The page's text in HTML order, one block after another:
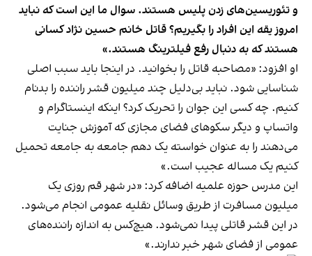
و تئوریسین‌های زدن پلیس هستند. سوال ما این است که نباید
امروز یقه این افراد را بگیریم؟ قاتل خانم حسین نژاد کسانی
هستند که به دنبال رفع فیلترینگ هستند.»
او افزود: «مصاحبه قاتل را بخوانید. در اینجا باید سبب اصلی
شناسایی شود. نباید بی‌دلیل چند میلیون قشر راننده را بدنام
کنیم. چه کسی این جوان را تحریک کرد؟ اینکه اینستاگرام و
واتساپ و دیگر سکوهای فضای مجازی که آموزش جنایت
می‌دهند را به عنوان خواسته یک دهم جامعه به جامعه تحمیل
کنیم یک مساله عجیب است.»
این مدرس حوزه علمیه اضافه کرد: «در شهر قم روزی یک
میلیون مسافرت از طریق وسائل نقلیه عمومی انجام می‌شود.
در این قشر قاتلی پیدا نمی‌شود. هیچ‌کس به اندازه راننده‌های
عمومی از فضای شهر خبر ندارند.»